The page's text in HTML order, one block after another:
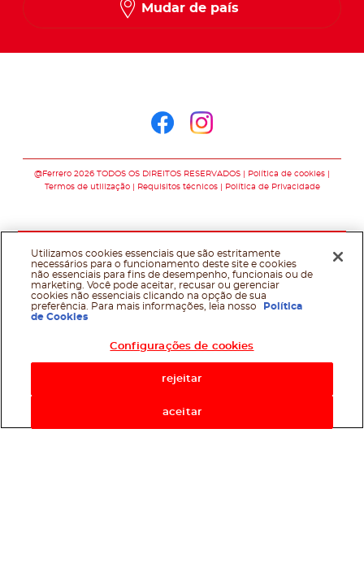
Mudar de país
@Ferrero 2026 TODOS OS DIREITOS RESERVADOS
Política de cookies
Termos de utilização
Requisitos técnicos Política de Privacidade
Utilizamos cookies essenciais que são estritamente
necessários para o funcionamento deste site e cookies
não essenciais para fins de desempenho, funcionais ou de
marketing. Você pode aceitar, recusar ou gerenciar
cookies não essenciais clicando na opção de sua
preferência. Para mais informações, leia nosso
Política
de Cookies
Configurações de cookies
rejeitar
aceitar